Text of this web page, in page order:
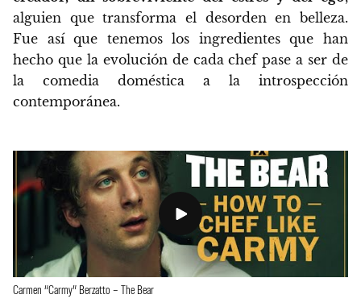
alguien que transforma el desorden en belleza.
Fue así que tenemos los ingredientes que han
hecho que la evolución de cada chef pase a ser de
la comedia doméstica a la introspección
contemporánea.
Carmen “Carmy” Berzatto – The Bear